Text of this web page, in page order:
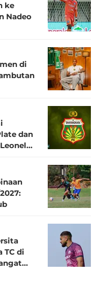
ke
Nadeo
di
dan
TC di